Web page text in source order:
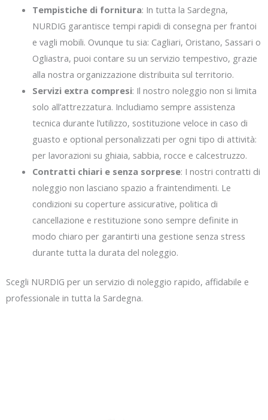
Tempistiche di fornitura: In tutta la Sardegna,
NURDIG garantisce tempi rapidi di consegna per frantoi
e vagli mobili. Ovunque tu sia: Cagliari, Oristano, Sassari o
Ogliastra, puoi contare su un servizio tempestivo, grazie
alla nostra organizzazione distribuita sul territorio.
Servizi extra compresi: Il nostro noleggio non si limita
solo all’attrezzatura. Includiamo sempre assistenza
tecnica durante l’utilizzo, sostituzione veloce in caso di
guasto e optional personalizzati per ogni tipo di attività:
per lavorazioni su ghiaia, sabbia, rocce e calcestruzzo.
Contratti chiari e senza sorprese: I nostri contratti di
noleggio non lasciano spazio a fraintendimenti. Le
condizioni su coperture assicurative, politica di
cancellazione e restituzione sono sempre definite in
modo chiaro per garantirti una gestione senza stress
durante tutta la durata del noleggio.
Scegli NURDIG per un servizio di noleggio rapido, affidabile e
professionale in tutta la Sardegna.